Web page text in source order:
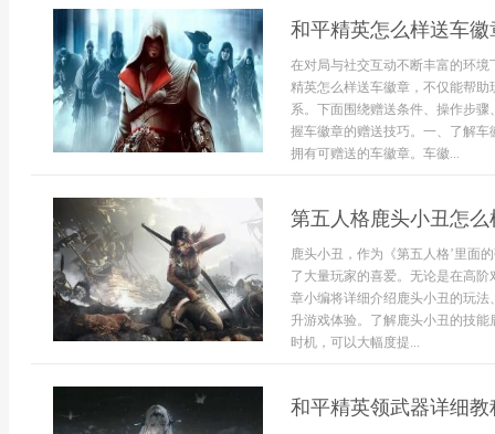
和平精英怎么样送车徽
在对局与社交互动不断丰富的环
精英怎么样送车徽章，不仅能帮
系。下面围绕赠送条件、操作步
握车徽章的赠送技巧。一、了解
拥有可赠送的车徽章。车徽...
第五人格鹿头小丑怎么
鹿头小丑，作为《第五人格’里面
了大量玩家的喜爱。无论是在高
章小编将详细介绍鹿头小丑的玩
升游戏体验。了解鹿头小丑的技
时机，可以大幅度提...
和平精英领武器详细